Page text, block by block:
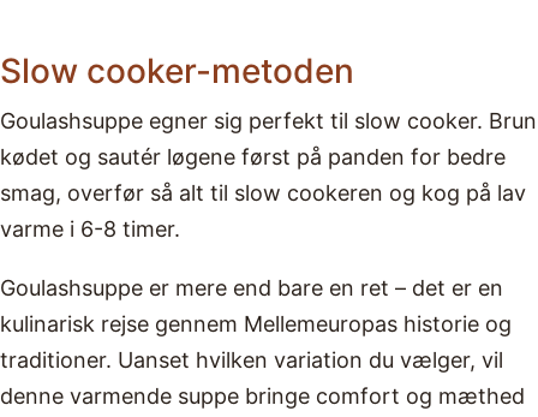
Slow cooker-metoden
Goulashsuppe egner sig perfekt til slow cooker. Brun
kødet og sautér løgene først på panden for bedre
smag, overfør så alt til slow cookeren og kog på lav
varme i 6-8 timer.
Goulashsuppe er mere end bare en ret – det er en
kulinarisk rejse gennem Mellemeuropas historie og
traditioner. Uanset hvilken variation du vælger, vil
denne varmende suppe bringe comfort og mæthed